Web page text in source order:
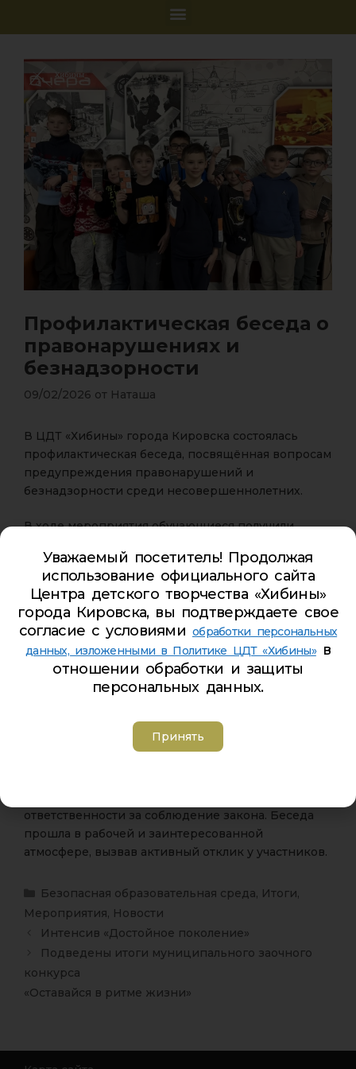
Профилактическая беседа о
правонарушениях и
безнадзорности
09/02/2026 от Наташа
В ЦДТ «Хибины» города Кировска состоялась
профилактическая беседа, посвящённая вопросам
предупреждения правонарушений и
безнадзорности среди несовершеннолетних.
В ходе мероприятия обучающиеся получили
правонарушениям и безнадзорности, а также
ознакомились с мерами ответственности и
видами наказаний, предусмотренными
действующим законодательством.
По завершении беседы участникам были розданы
памятки, содержащие информацию о правах и
обязанностях несовершеннолетних, правилах
предупреждения опасных ситуаций.
ответственности за соблюдение закона. Беседа
прошла в рабочей и заинтересованной
атмосфере, вызвав активный отклик у участников.
Безопасная образовательная среда, Итоги,
Мероприятия, Новости
Интенсив «Достойное поколение»
Подведены итоги муниципального заочного
конкурса
«Оставайся в ритме жизни»
Уважаемый посетитель! Продолжая
использование официального сайта
Центра детского творчества «Хибины»
города Кировска, вы подтверждаете свое
согласие с условиями обработки персональных
данных, изложенными в Политике ЦДТ «Хибины»в
отношении обработки и защиты
персональных данных.
Принять